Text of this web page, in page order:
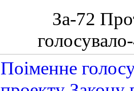
За-72
Поіменне